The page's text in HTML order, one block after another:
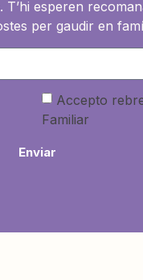
esperen
per gaudir en
Accepto
Familiar
Enviar